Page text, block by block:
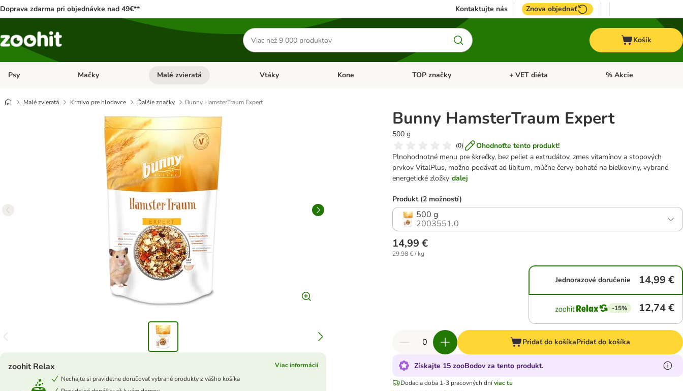
Doprava zdarma pri objednávke nad 49€** Kontaktujte nás Znova objednať
Hľadať
produkty
Košík
Psy Otvoriť menu: Psy
Mačky Otvoriť menu: Mačky
Malé zvieratá Otvoriť menu: Malé zvieratá
Vtáky Otvoriť menu: Vtáky
Kone Otvoriť menu: Kone
TOP značky Otvoriť menu: TOP značky
+ VET diéta Otvoriť menu: + VET diéta
% Akcie
Malé zvieratá Krmivo pre hlodavce Ďalšie značky Bunny HamsterTraum Expert
Bunny HamsterTraum Expert
500 g
(0)
Ohodnoťte tento produkt!
Plnohodnotné menu pre škrečky, bez peliet a extrudátov, zmes vitamínov a stopových
prvkov VitalPlus, možno podávať ad libitum, múčne červy bohaté na bielkoviny, vybrané
energetické zložky ďalej
zoohit Relax
Viac informácií
Nechajte si pravidelne doručovať vybrané produkty z vášho košíka
Produkt (2 možností)
500 g
2003551.0
14,99 €
29,98 € / kg
Jednorazové doručenie 14,99 €
-15% 12,74 €
Pridať do košíkaPridať do košíka
Získajte 15 zooBodov za tento produkt.
Dodacia doba 1-3 pracovných dní viac tu